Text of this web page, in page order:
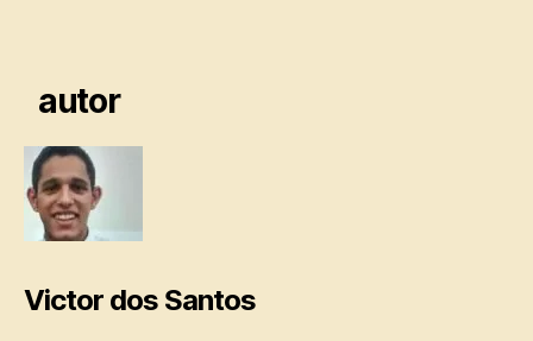
autor
Victor dos Santos